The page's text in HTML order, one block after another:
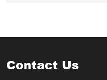
Contact Us